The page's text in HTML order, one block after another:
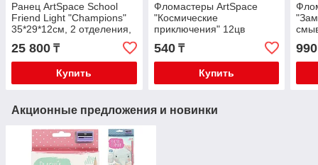
Ранец ArtSpace School
Friend Light "Champions"
35*29*12см, 2 отделения,
2 кармана
25 800 ₸
Купить
Фломастеры ArtSpace
"Космические
приключения" 12цв
WCP12_26827
540₸
Купить
990
Акционные предложения и новинки